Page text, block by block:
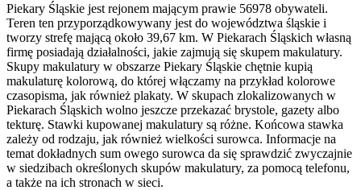
Piekary Śląskie jest rejonem mającym prawie 56978 obywateli.
Teren ten przyporządkowywany jest do województwa śląskie i
tworzy strefę mającą około 39,67 km. W Piekarach Śląskich własną
firmę posiadają działalności, jakie zajmują się skupem makulatury.
Skupy makulatury w obszarze Piekary Śląskie chętnie kupią
makulaturę kolorową, do której włączamy na przykład kolorowe
czasopisma, jak również plakaty. W skupach zlokalizowanych w
Piekarach Śląskich wolno jeszcze przekazać brystole, gazety albo
tekturę. Stawki kupowanej makulatury są różne. Końcowa stawka
zależy od rodzaju, jak również wielkości surowca. Informacje na
temat dokładnych sum owego surowca da się sprawdzić zwyczajnie
w siedzibach określonych skupów makulatury, za pomocą telefonu,
a także na ich stronach w sieci.